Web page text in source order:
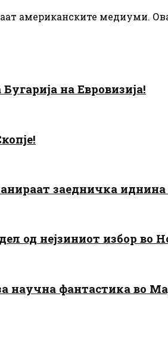
американските медиуми.
на Евровизија!
заедничка
од нејзиниот избор во
научна фантастика во